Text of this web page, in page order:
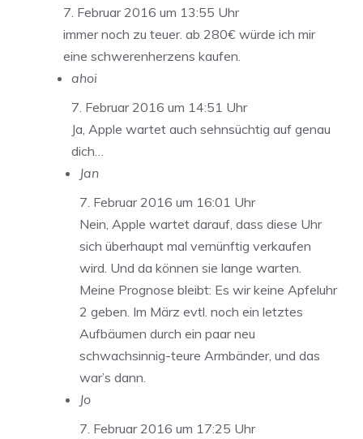
7. Februar 2016 um 13:55 Uhr
immer noch zu teuer. ab 280€ würde ich mir
eine schwerenherzens kaufen.
ahoi
7. Februar 2016 um 14:51 Uhr
Ja, Apple wartet auch sehnsüchtig auf genau
dich…
Jan
7. Februar 2016 um 16:01 Uhr
Nein, Apple wartet darauf, dass diese Uhr
sich überhaupt mal vernünftig verkaufen
wird. Und da können sie lange warten.
Meine Prognose bleibt: Es wir keine Apfeluhr
2 geben. Im März evtl. noch ein letztes
Aufbäumen durch ein paar neu
schwachsinnig-teure Armbänder, und das
war’s dann.
Jo
7. Februar 2016 um 17:25 Uhr